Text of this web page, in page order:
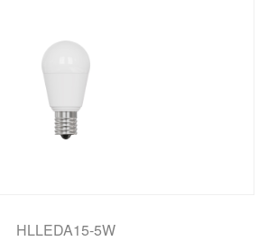
HLLEDA15-5W